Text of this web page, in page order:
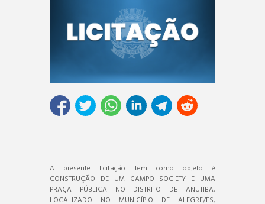
A presente licitação tem como objeto é
CONSTRUÇÃO DE UM CAMPO SOCIETY E UMA
PRAÇA PÚBLICA NO DISTRITO DE ANUTIBA,
LOCALIZADO NO MUNICÍPIO DE ALEGRE/ES,